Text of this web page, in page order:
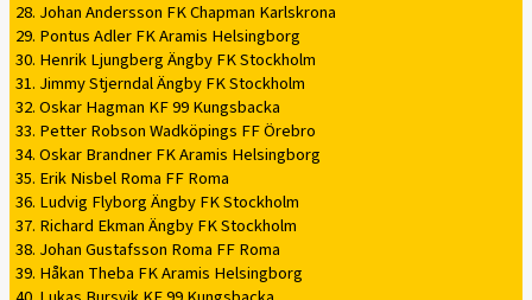
28. Johan Andersson FK Chapman Karlskrona
29. Pontus Adler FK Aramis Helsingborg
30. Henrik Ljungberg Ängby FK Stockholm
31. Jimmy Stjerndal Ängby FK Stockholm
32. Oskar Hagman KF 99 Kungsbacka
33. Petter Robson Wadköpings FF Örebro
34. Oskar Brandner FK Aramis Helsingborg
35. Erik Nisbel Roma FF Roma
36. Ludvig Flyborg Ängby FK Stockholm
37. Richard Ekman Ängby FK Stockholm
38. Johan Gustafsson Roma FF Roma
39. Håkan Theba FK Aramis Helsingborg